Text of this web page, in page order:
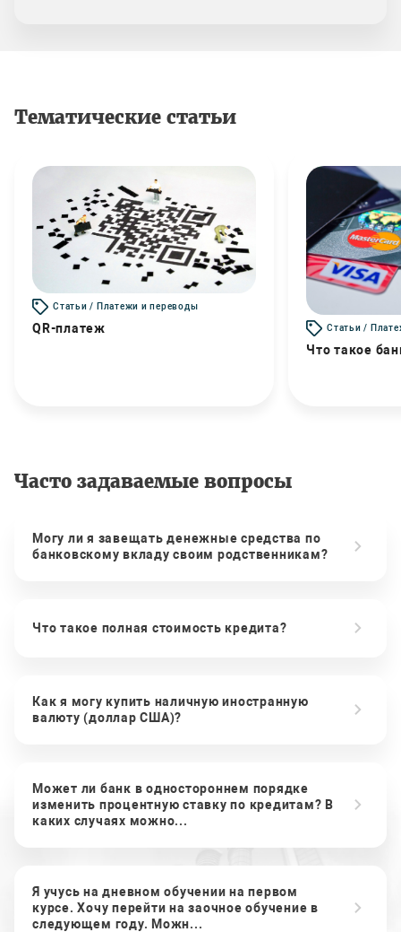
Тематические статьи
Статьи / Платежи и переводы
QR-платеж Статьи /
Что такое
Часто задаваемые вопросы
Могу ли я завещать денежные средства по
банковскому вкладу своим родственникам?
Что такое полная стоимость кредита?
Как я могу купить наличную иностранную
валюту (доллар США)?
Может ли банк в одностороннем порядке
изменить процентную ставку по кредитам? В
каких случаях можно...
Я учусь на дневном обучении на первом
курсе. Хочу перейти на заочное обучение в
следующем году. Можн...